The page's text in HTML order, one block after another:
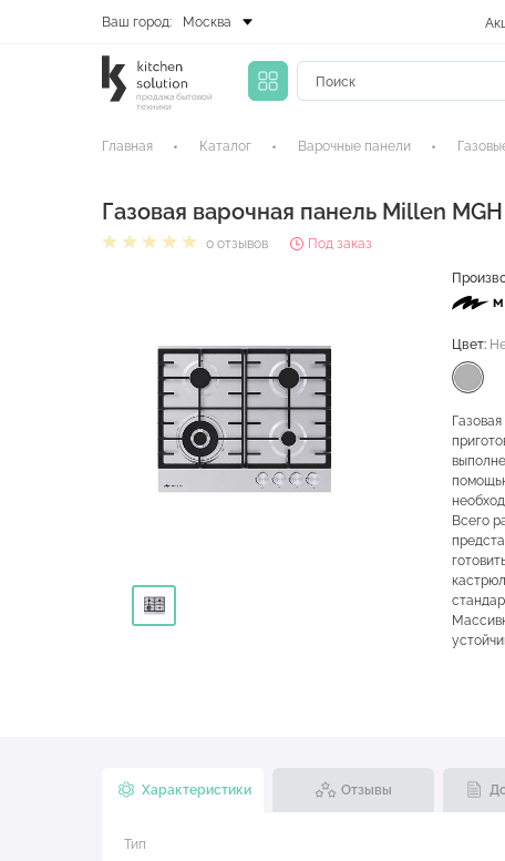
Ваш город: Москва
продажа бытовой
техники
Главная Каталог Варочные панели
Газовая варочная панель Millen
0 отзывов Под заказ
Цвет:
Всего
Характеристики Отзывы
Тип